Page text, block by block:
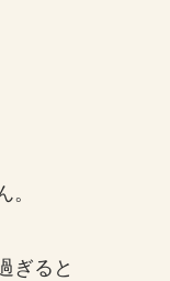
。
ぎると